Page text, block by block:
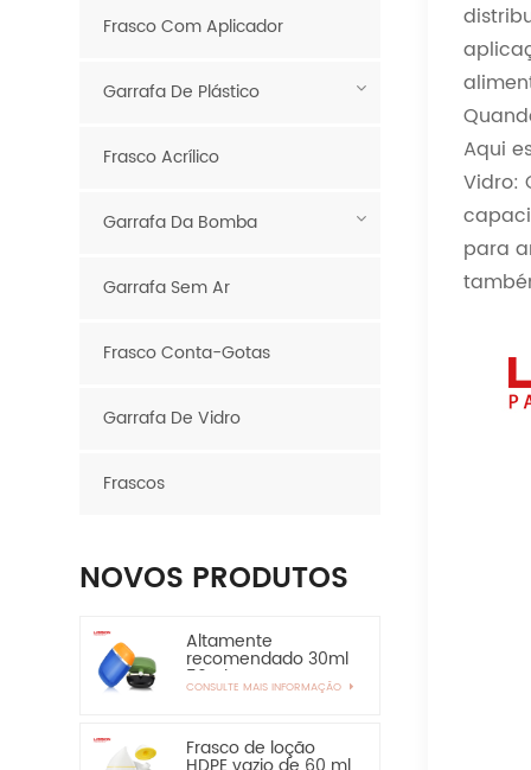
Aqui
Vidro:
para
Frasco Com Aplicador
Garrafa De Plástico
Frasco Acrílico
Garrafa Da Bomba
Garrafa Sem Ar
Frasco Conta-Gotas
Garrafa De Vidro
Frascos
NOVOS PRODUTOS
Altamente
recomendado 30ml
50ml EVOH Layer
HDPE Garrafa Oval
CONSULTE MAIS INFORMAÇÃO
Frasco de loção